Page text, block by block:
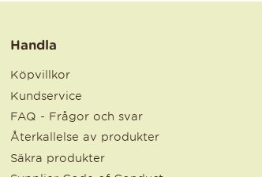
Handla
Köpvillkor
Kundservice
FAQ - Frågor och svar
Återkallelse av produkter
Säkra produkter